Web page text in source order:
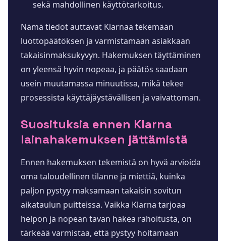
sekä mahdollinen käyttötarkoitus.
Nämä tiedot auttavat Klarnaa tekemään
luottopäätöksen ja varmistamaan asiakkaan
takaisinmaksukyvyn. Hakemuksen täyttäminen
on yleensä hyvin nopeaa, ja päätös saadaan
usein muutamassa minuutissa, mikä tekee
prosessista käyttäjäystävällisen ja vaivattoman.
Suosituksia ennen Klarna
lainahakemuksen jättämistä
Ennen hakemuksen tekemistä on hyvä arvioida
oma taloudellinen tilanne ja miettiä, kuinka
paljon pystyy maksamaan takaisin sovitun
aikataulun puitteissa. Vaikka Klarna tarjoaa
helpon ja nopean tavan hakea rahoitusta, on
tärkeää varmistaa, että pystyy hoitamaan